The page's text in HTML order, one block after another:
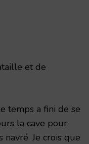
et de
temps a fini de se
la cave pour
navré. Je crois que